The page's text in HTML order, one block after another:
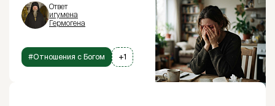
Ответ
игумена
Гермогена
#Отношения с Богом +1